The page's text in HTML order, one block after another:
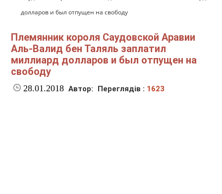
долларов и был отпущен на свободу
Племянник короля Саудовской Аравии
Аль-Валид бен Таляль заплатил
миллиард долларов и был отпущен на
свободу
28.01.2018 Автор: Переглядів : 1623